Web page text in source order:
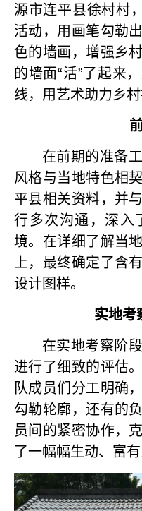
源市连平县徐村村
活动，用画笔勾勒
色的墙画，增强乡
的墙面“活”了起来
线，用艺术助力乡村
在前期的准备
风格与当地特色相
平县相关资料，并
行多次沟通，深入
境。在详细了解当
上，最终确定了含
设计图样。
实地考
在实地考察阶
进行了细致的评估
队成员们分工明确
勾勒轮廓，还有的
员间的紧密协作，
了一幅幅生动、富